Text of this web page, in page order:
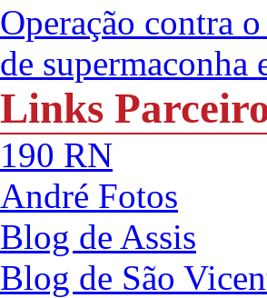
Operação contra
de supermaconha
Links
190 RN
André Fotos
Blog de Assis
Blog de São